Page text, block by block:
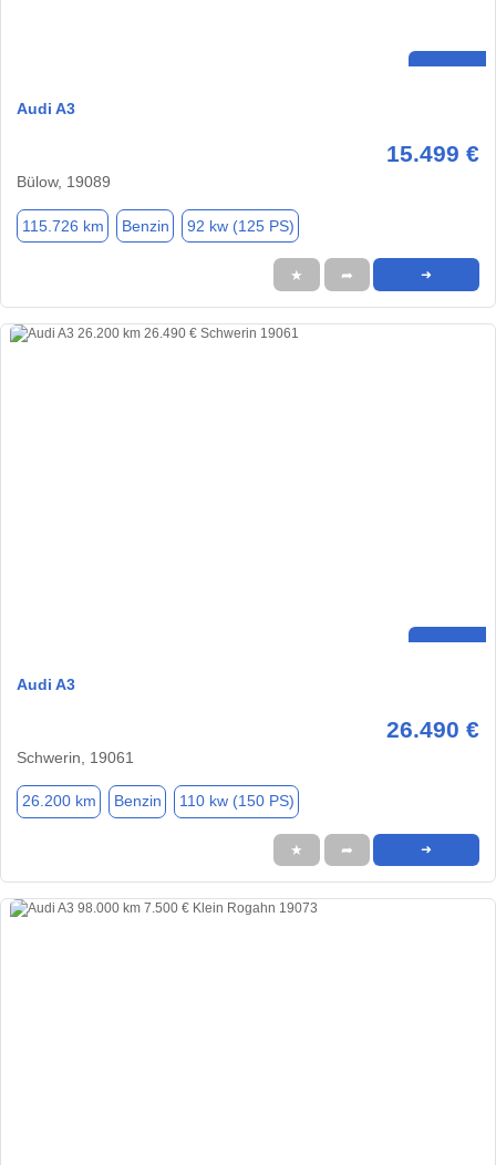
Audi A3
15.499 €
Bülow, 19089
115.726 km Benzin 92 kw (125 PS)
★ ➦ ➜
Audi A3
26.490 €
Schwerin, 19061
26.200 km Benzin 110 kw (150 PS)
★ ➦ ➜